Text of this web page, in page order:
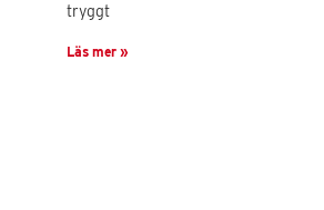
tryggt
Läs mer »